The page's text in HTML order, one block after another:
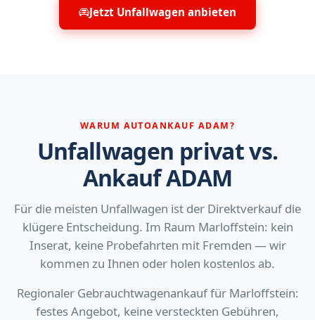
Jetzt Unfallwagen anbieten
WARUM AUTOANKAUF ADAM?
Unfallwagen privat vs.
Ankauf ADAM
Für die meisten Unfallwagen ist der Direktverkauf die
klügere Entscheidung. Im Raum Marloffstein: kein
Inserat, keine Probefahrten mit Fremden — wir
kommen zu Ihnen oder holen kostenlos ab.
Regionaler Gebrauchtwagenankauf für Marloffstein:
festes Angebot, keine versteckten Gebühren,